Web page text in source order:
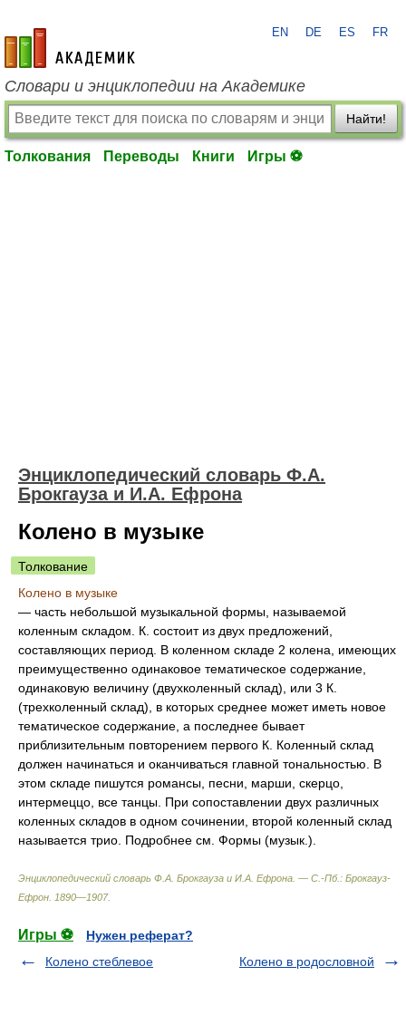
academic.ru
EN DE ES FR
Словари и энциклопедии на Академике
Найти!
Толкования Переводы Книги Игры ⚽
Энциклопедический словарь Ф.А.
Брокгауза и И.А. Ефрона
Колено в музыке
Толкование
Колено в музыке
— часть небольшой музыкальной формы, называемой
коленным складом. К. состоит из двух предложений,
составляющих период. В коленном складе 2 колена, имеющих
преимущественно одинаковое тематическое содержание,
одинаковую величину (двухколенный склад), или 3 К.
(трехколенный склад), в которых среднее может иметь новое
тематическое содержание, а последнее бывает
приблизительным повторением первого К. Коленный склад
должен начинаться и оканчиваться главной тональностью. В
этом складе пишутся романсы, песни, марши, скерцо,
интермеццо, все танцы. При сопоставлении двух различных
коленных складов в одном сочинении, второй коленный склад
называется трио. Подробнее см. Формы (музык.).
Энциклопедический словарь Ф.А. Брокгауза и И.А. Ефрона. — С.-Пб.: Брокгауз-
Ефрон 1890—1907.
Игры ⚽
Нужен реферат?
Колено стеблевое
Колено в родословной